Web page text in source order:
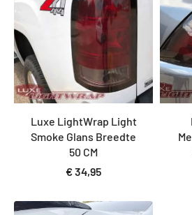
Luxe LightWrap Light
Smoke Glans Breedte
50 CM
€34,95